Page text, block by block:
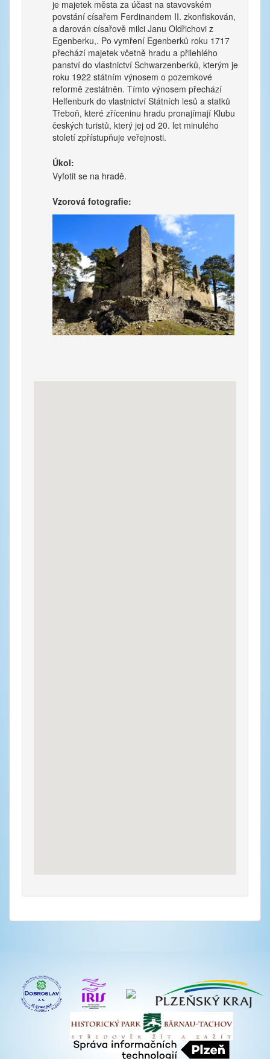
je majetek města za účast na stavovském
povstání císařem Ferdinandem II. zkonfiskován,
a darován císařově milci Janu Oldřichovi z
Egenberku,. Po vymření Egenberků roku 1717
přechází majetek včetně hradu a přilehlého
panství do vlastnictví Schwarzenberků, kterým je
roku 1922 státním výnosem o pozemkové
reformě zestátněn. Tímto výnosem přechází
Helfenburk do vlastnictví Státních lesů a statků
Třeboň, které zříceninu hradu pronajímají Klubu
českých turistů, který jej od 20. let minulého
století zpřístupňuje veřejnosti.
Úkol:
Vyfotit se na hradě.
Vzorová fotografie: